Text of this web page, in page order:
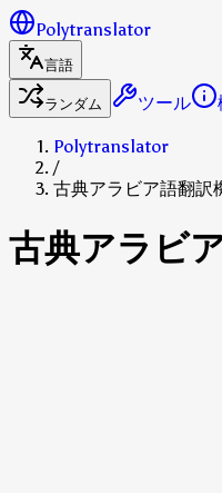
Polytranslator
言語
ランダム ツール
Polytranslator
/
古典アラビア語翻訳
古典アラビ